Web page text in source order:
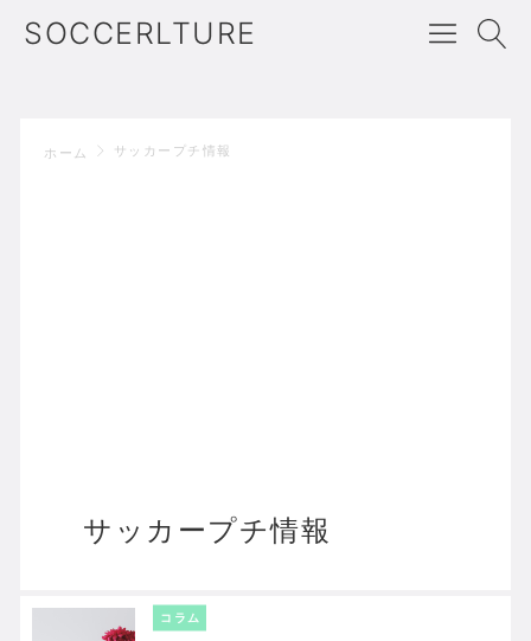
SOCCERLTURE
ホーム サッカープチ情報
サッカープチ情報
コラム